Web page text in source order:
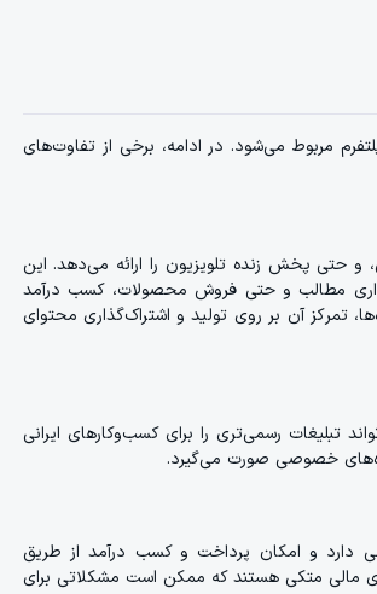
مربوط می‌شود. در ادامه، برخی از تفاوت‌های
و حتی پخش زنده تلویزیون را ارائه می‌دهد. این
مطالب و حتی فروش محصولات، کسب درآمد
تمرکز آن بر روی تولید و اشتراک‌گذاری محتوای
تبلیغات رسمی‌تری را برای کسب‌وکارهای ایرانی
خصوصی صورت می‌گیرد.
دارد و امکان پرداخت و کسب درآمد از طریق
مالی متکی هستند که ممکن است مشکلاتی برای